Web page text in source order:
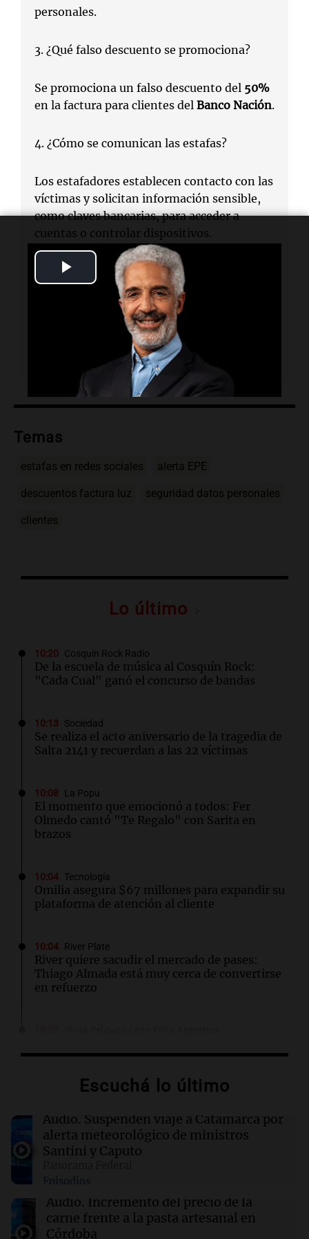
Play
Video
personales.
3. ¿Qué falso descuento se promociona?
Se promociona un falso descuento del 50%
en la factura para clientes del Banco Nación.
4. ¿Cómo se comunican las estafas?
Los estafadores establecen contacto con las
víctimas y solicitan información sensible,
como claves bancarias, para acceder a
cuentas o controlar dispositivos.
5. ¿Qué recomendaciones dio la
recomendó desconfiar de mensajes
desconocidos, no compartir información
personal y utilizar solo canales oficiales
para verificar comunicaciones.
Temas
estafas en redes sociales alerta EPE
descuentos factura luz seguridad datos personales
clientes
Lo último
10:20 Cosquín Rock Radio
De la escuela de música al Cosquín Rock:
"Cada Cual" ganó el concurso de bandas
10:13 Sociedad
Se realiza el acto aniversario de la tragedia de
Salta 2141 y recuerdan a las 22 víctimas
10:08 La Popu
El momento que emocionó a todos: Fer
Olmedo cantó "Te Regalo" con Sarita en
brazos
10:04 Tecnología
Omilia asegura $67 millones para expandir su
plataforma de atención al cliente
10:04 River Plate
River quiere sacudir el mercado de pases:
Thiago Almada está muy cerca de convertirse
en refuerzo
León XIV: "Es momento de gracia y de
10:03 Tecnología
Google Maps se transforma: ahora permite
pedir comida y reservar hoteles
09:54 Fútbol
Inoxidable: Messi marcó un doblete con Inter
Miami y sumó un nuevo récord después del
Mundial
Escuchá lo último
Audio. Suspenden viaje a Catamarca por
alerta meteorológico de ministros
Santini y Caputo
Episodios
Audio. Incremento del precio de la
carne frente a la pasta artesanal en
Córdoba